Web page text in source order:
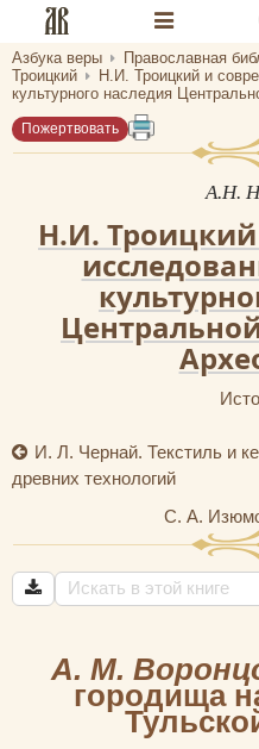
Разделы
Главная
Библиотеки
Календарь
Молитва
Тематическое
Семья и здоровье
Азбука веры Православная
Троицкий
Н.И. Троицкий и
культурного наследия
Пожертвовать
А.Н.
Н.И.
И. Л. Чернай. Текстиль и
древних технологий
С. А.
А. М.
городища